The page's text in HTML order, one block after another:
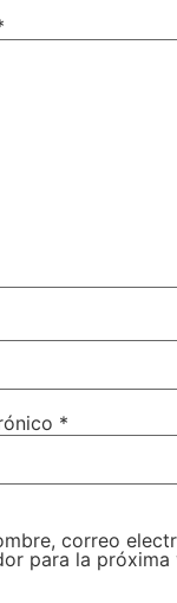
*
correo
para la próxima